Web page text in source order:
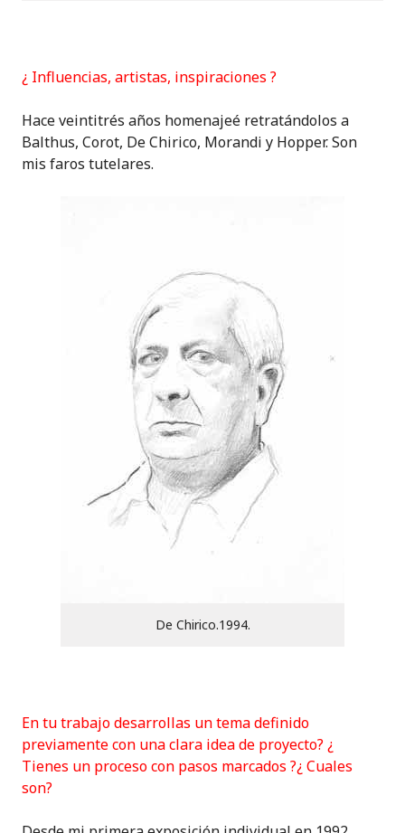
¿ Influencias, artistas, inspiraciones ?
Hace veintitrés años homenajeé retratándolos a
Balthus, Corot, De Chirico, Morandi y Hopper. Son
mis faros tutelares.
De Chirico.1994.
En tu trabajo desarrollas un tema definido
previamente con una clara idea de proyecto? ¿
Tienes un proceso con pasos marcados ?¿ Cuales
son?